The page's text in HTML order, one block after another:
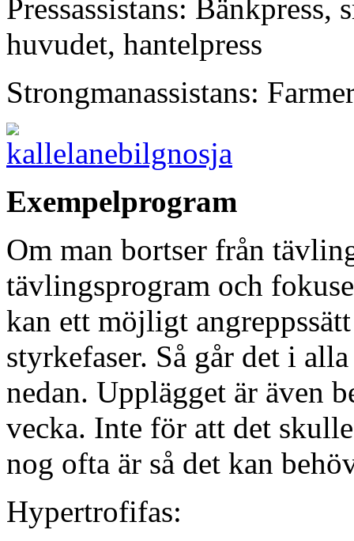
Pressassistans:
huvudet, hantelpress
Strongmanassistans:
Exempelprogram
Om man bortser från
tävlingsprogram och
kan ett möjligt
styrkefaser. Så går det i
nedan. Upplägget är även
vecka. Inte för att det
nog ofta är så det kan
Hypertrofifas: